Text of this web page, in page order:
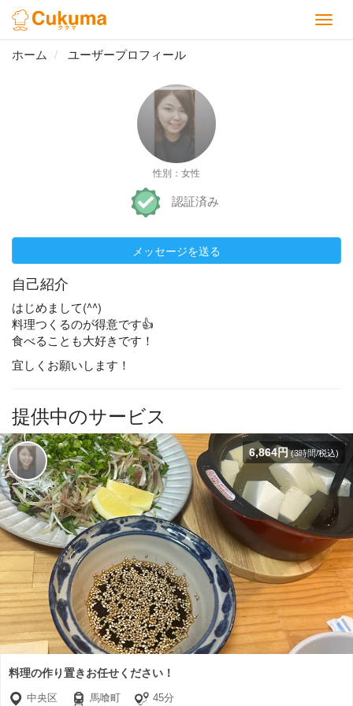
ホーム ユーザープロフィール
性別：女性
認証済み
メッセージを送る
自己紹介
はじめまして(^^)
料理つくるのが得意です👍
食べることも大好きです！
宜しくお願いします！
提供中のサービス
6,864円(3時間/税込)
料理の作り置きお任せください！
中央区 馬喰町 45分